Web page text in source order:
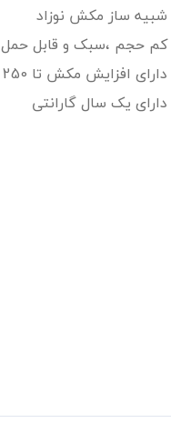
شبیه ساز مکش نوزاد
کم حجم ،سبک و قابل حمل
دارای افزایش مکش تا 250 میلی متر جیوه
دارای یک سال گارانتی